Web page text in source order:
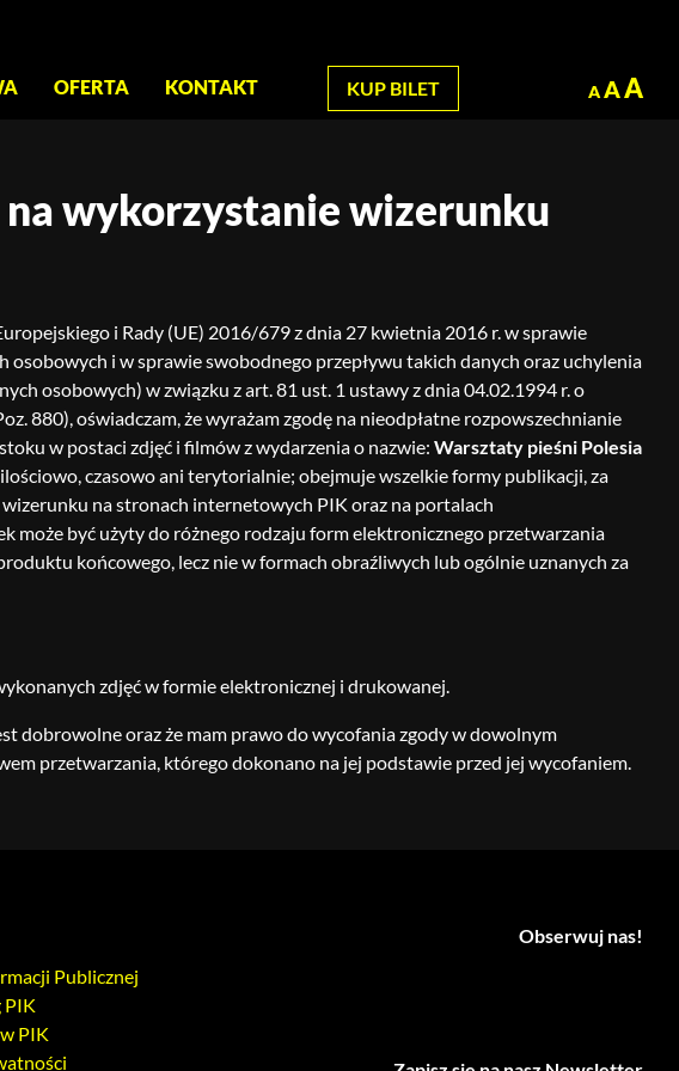
OFERTA KONTAKT KUP BILET A AA
wykorzystanie wizerunku
i Rady (UE) 2016/679 z dnia 27 kwietnia 2016 r. w sprawie
i w sprawie swobodnego przepływu takich danych oraz uchylenia
osobowych) w związku z art. 81 ust. 1 ustawy z dnia 04.02.1994 r. o
880), oświadczam, że wyrażam zgodę na nieodpłatne rozpowszechnianie
w postaci zdjęć i filmów z wydarzenia o nazwie: Warsztaty pieśni Polesia
czasowo ani terytorialnie; obejmuje wszelkie formy publikacji, za
na stronach internetowych PIK oraz na portalach
może być użyty do różnego rodzaju form elektronicznego przetwarzania
końcowego, lecz nie w formach obraźliwych lub ogólnie uznanych za
zdjęć w formie elektronicznej i drukowanej.
dobrowolne oraz że mam prawo do wycofania zgody w dowolnym
przetwarzania, którego dokonano na jej podstawie przed jej wycofaniem.
Publicznej
PIK
PIK
Obserwuj nas!